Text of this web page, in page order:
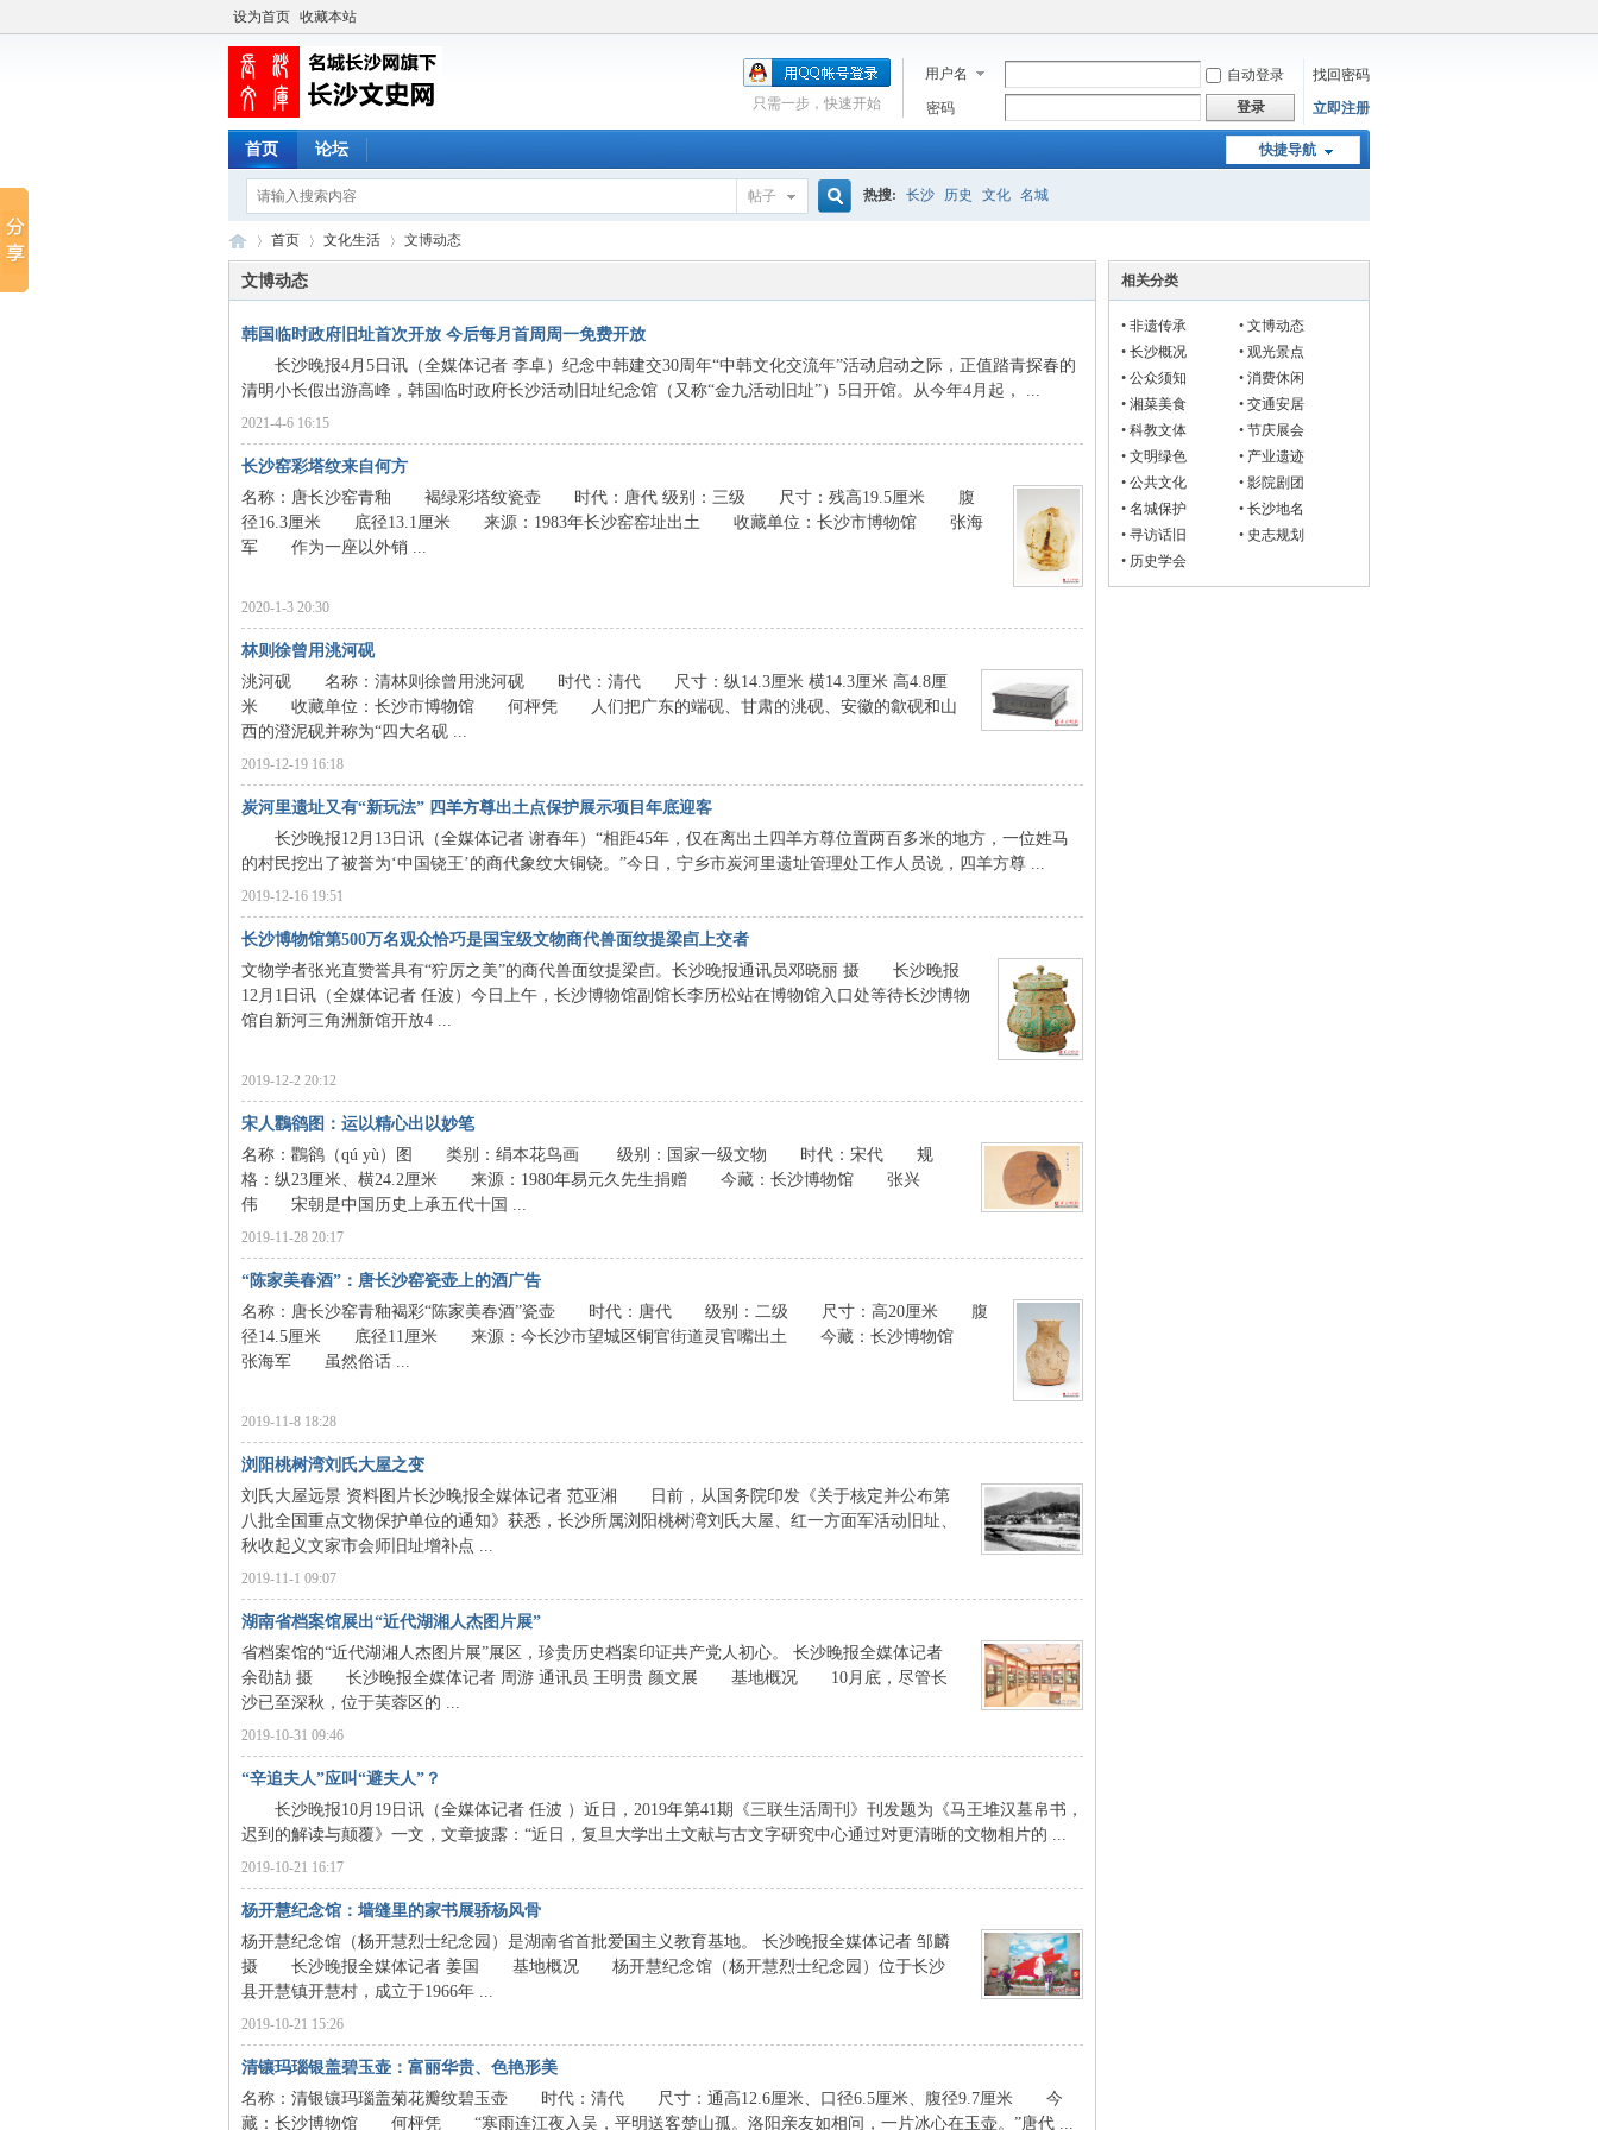
设为首页 收藏本站
用户名 自动登录
找回密码
密码
登录 立即注册
只需一步，快速开始
快捷导航
首页 论坛
帖子 热搜: 长沙 历史 文化 名城
长
文
长
›
首页
›
文化生活
›
文博动态
文博动态
韩国临时政府旧址首次开放 今后每月首周周一免费开放
长沙晚报4月5日讯（全媒体记者 李卓）纪念中韩建交30周年“中韩文化交流年”活动启动之际，正值踏青探春的
清明小长假出游高峰，韩国临时政府长沙活动旧址纪念馆（又称“金九活动旧址”）5日开馆。从今年4月起， ...
2021-4-6 16:15
长沙窑彩塔纹来自何方
名称：唐长沙窑青釉 褐绿彩塔纹瓷壶 时代：唐代 级别：三级 尺寸：残高19.5厘米 腹
径16.3厘米 底径13.1厘米 来源：1983年长沙窑窑址出土 收藏单位：长沙市博物馆 张海
军 作为一座以外销 ...
2020-1-3 20:30
林则徐曾用洮河砚
洮河砚 名称：清林则徐曾用洮河砚 时代：清代 尺寸：纵14.3厘米 横14.3厘米 高4.8厘
米 收藏单位：长沙市博物馆 何枰凭 人们把广东的端砚、甘肃的洮砚、安徽的歙砚和山
西的澄泥砚并称为“四大名砚 ...
2019-12-19 16:18
炭河里遗址又有“新玩法” 四羊方尊出土点保护展示项目年底迎客
长沙晚报12月13日讯（全媒体记者 谢春年）“相距45年，仅在离出土四羊方尊位置两百多米的地方，一位姓马
的村民挖出了被誉为‘中国铙王’的商代象纹大铜铙。”今日，宁乡市炭河里遗址管理处工作人员说，四羊方尊 ...
2019-12-16 19:51
长沙博物馆第500万名观众恰巧是国宝级文物商代兽面纹提梁卣上交者
文物学者张光直赞誉具有“狞厉之美”的商代兽面纹提梁卣。长沙晚报通讯员邓晓丽 摄 长沙晚报
12月1日讯（全媒体记者 任波）今日上午，长沙博物馆副馆长李历松站在博物馆入口处等待长沙博物
馆自新河三角洲新馆开放4 ...
2019-12-2 20:12
宋人鸜鹆图：运以精心出以妙笔
名称：鸜鹆（qú yù）图 类别：绢本花鸟画 级别：国家一级文物 时代：宋代 规
格：纵23厘米、横24.2厘米 来源：1980年易元久先生捐赠 今藏：长沙博物馆 张兴
伟 宋朝是中国历史上承五代十国 ...
2019-11-28 20:17
“陈家美春酒”：唐长沙窑瓷壶上的酒广告
名称：唐长沙窑青釉褐彩“陈家美春酒”瓷壶 时代：唐代 级别：二级 尺寸：高20厘米 腹
径14.5厘米 底径11厘米 来源：今长沙市望城区铜官街道灵官嘴出土 今藏：长沙博物馆
张海军 虽然俗话 ...
2019-11-8 18:28
浏阳桃树湾刘氏大屋之变
刘氏大屋远景 资料图片长沙晚报全媒体记者 范亚湘 日前，从国务院印发《关于核定并公布第
八批全国重点文物保护单位的通知》获悉，长沙所属浏阳桃树湾刘氏大屋、红一方面军活动旧址、
秋收起义文家市会师旧址增补点 ...
2019-11-1 09:07
湖南省档案馆展出“近代湖湘人杰图片展”
省档案馆的“近代湖湘人杰图片展”展区，珍贵历史档案印证共产党人初心。 长沙晚报全媒体记者
余劭劼 摄 长沙晚报全媒体记者 周游 通讯员 王明贵 颜文展 基地概况 10月底，尽管长
沙已至深秋，位于芙蓉区的 ...
2019-10-31 09:46
“辛追夫人”应叫“避夫人”？
长沙晚报10月19日讯（全媒体记者 任波 ）近日，2019年第41期《三联生活周刊》刊发题为《马王堆汉墓帛书，
迟到的解读与颠覆》一文，文章披露：“近日，复旦大学出土文献与古文字研究中心通过对更清晰的文物相片的 ...
2019-10-21 16:17
杨开慧纪念馆：墙缝里的家书展骄杨风骨
杨开慧纪念馆（杨开慧烈士纪念园）是湖南省首批爱国主义教育基地。 长沙晚报全媒体记者 邹麟
摄 长沙晚报全媒体记者 姜国 基地概况 杨开慧纪念馆（杨开慧烈士纪念园）位于长沙
县开慧镇开慧村，成立于1966年 ...
2019-10-21 15:26
清镶玛瑙银盖碧玉壶：富丽华贵、色艳形美
名称：清银镶玛瑙盖菊花瓣纹碧玉壶 时代：清代 尺寸：通高12.6厘米、口径6.5厘米、腹径9.7厘米 今
藏：长沙博物馆 何枰凭 “寒雨连江夜入吴，平明送客楚山孤。洛阳亲友如相问，一片冰心在玉壶。”唐代 ...
相关分类
• 非遗传承 • 文博动态
• 长沙概况 • 观光景点
• 公众须知 • 消费休闲
• 湘菜美食 • 交通安居
• 科教文体 • 节庆展会
• 文明绿色 • 产业遗迹
• 公共文化 • 影院剧团
• 名城保护 • 长沙地名
• 寻访话旧 • 史志规划
• 历史学会